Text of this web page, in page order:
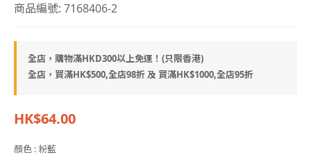
商品編號: 7168406-2
全店，購物滿HKD300以上免運！(只限香港)
全店，買滿HK$500,全店98折 及 買滿HK$1000,全店95折
HK$64.00
顏色 : 粉藍